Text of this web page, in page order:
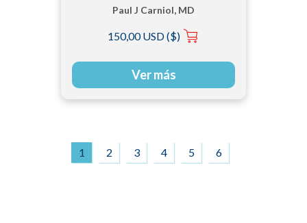
Paul J Carniol, MD
150,00 USD ($)
Ver más
1 2 3 4 5 6